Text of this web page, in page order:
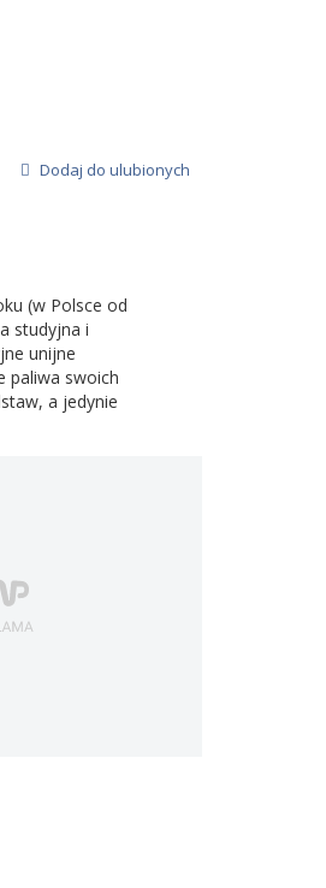
Dodaj do ulubionych
(w Polsce od
studyjna i
unijne
paliwa swoich
a jedynie